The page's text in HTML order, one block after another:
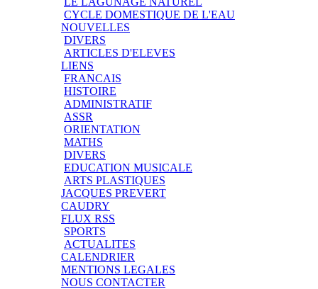
CYCLE DOMESTIQUE DE L'EAU
NOUVELLES
DIVERS
ARTICLES D'ELEVES
LIENS
FRANCAIS
HISTOIRE
ADMINISTRATIF
ASSR
ORIENTATION
MATHS
DIVERS
EDUCATION MUSICALE
ARTS PLASTIQUES
JACQUES PREVERT
CAUDRY
FLUX RSS
SPORTS
ACTUALITES
CALENDRIER
MENTIONS LEGALES
NOUS CONTACTER